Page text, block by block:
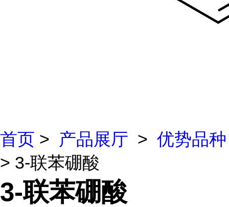
首页 > 产品展厅 > 优势品种
> 3-联苯硼酸
3-联苯硼酸